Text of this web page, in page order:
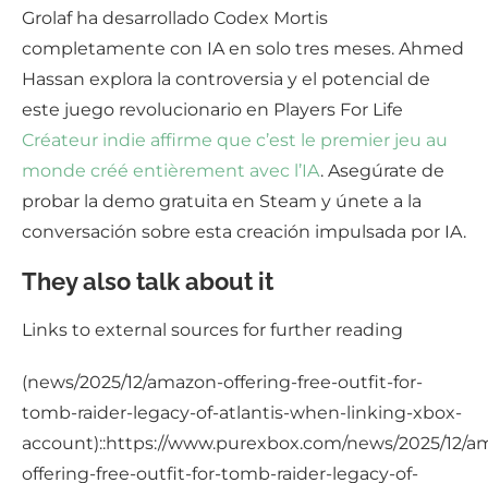
Grolaf ha desarrollado Codex Mortis
completamente con IA en solo tres meses. Ahmed
Hassan explora la controversia y el potencial de
este juego revolucionario en Players For Life
Créateur indie affirme que c’est le premier jeu au
monde créé entièrement avec l’IA. Asegúrate de
probar la demo gratuita en Steam y únete a la
conversación sobre esta creación impulsada por IA.
They also talk about it
Links to external sources for further reading
(news/2025/12/amazon-offering-free-outfit-for-
tomb-raider-legacy-of-atlantis-when-linking-xbox-
account)::https://www.purexbox.com/news/2025/12/
offering-free-outfit-for-tomb-raider-legacy-of-